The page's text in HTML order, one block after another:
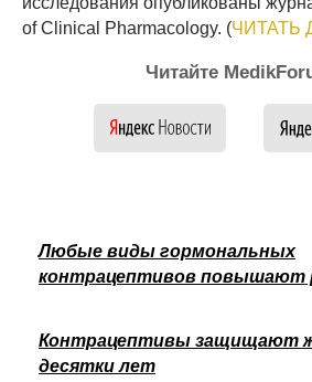
of Clinical Pharmacology. (ЧИТАТЬ
Читайте
Любые виды гормональных
контрацептивов повышают
Контрацептивы защищают
десятки лет